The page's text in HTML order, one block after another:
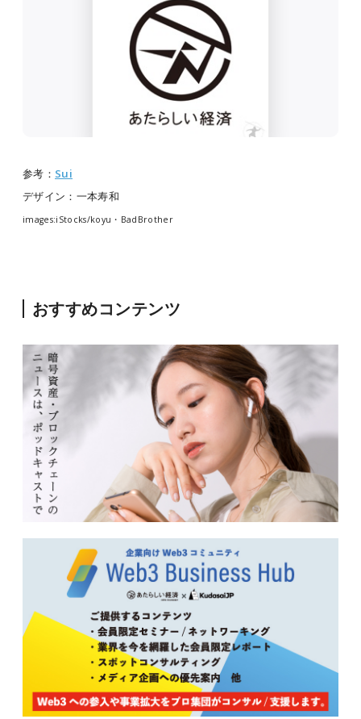
参考： Sui
デザイン：一本寿和
images:iStocks/koyu・BadBrother
おすすめコンテンツ